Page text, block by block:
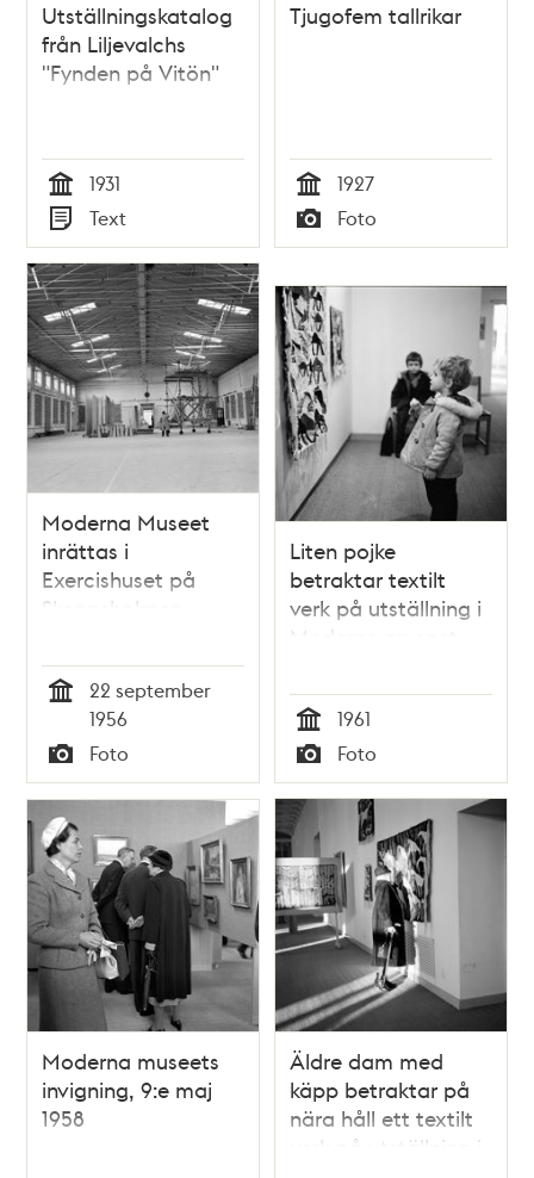
Utställningskatalog
från Liljevalchs
"Fynden på Vitön"
Tid
1931
Typ
Text
Tjugofem tallrikar
Tid
1927
Typ
Foto
Moderna Museet
inrättas i
Exercishuset på
Skeppsholmen
22 september
1956
Typ
Foto
Liten pojke
betraktar textilt
verk på utställning i
Moderna museet
Tid
1961
Typ
Foto
Moderna museets
invigning, 9:e maj
1958
Äldre dam med
käpp betraktar på
nära håll ett textilt
verk på utställning i